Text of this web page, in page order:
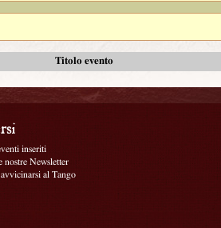
Titolo evento
inseriti
nostre Newsletter
al Tango